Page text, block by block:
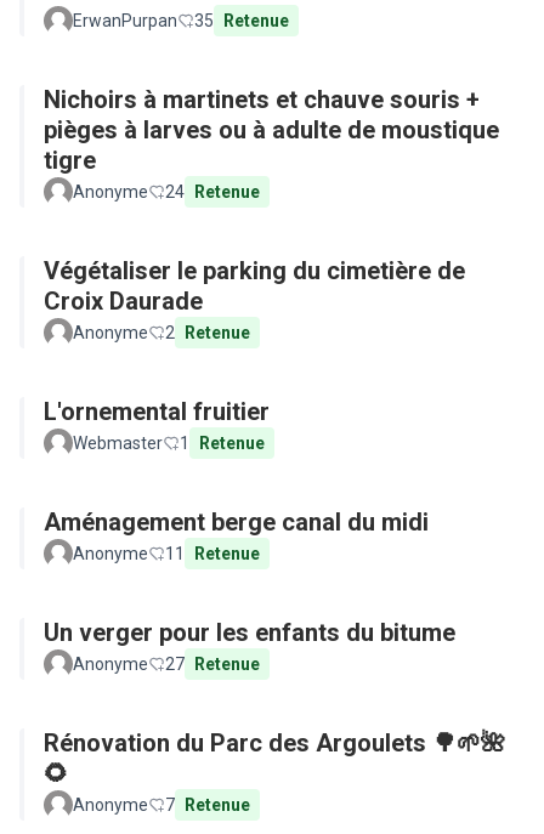
ErwanPurpan 35 Retenue
Nichoirs à martinets et chauve souris +
pièges à larves ou à adulte de moustique
tigre
Anonyme 24 Retenue
Végétaliser le parking du cimetière de
Croix Daurade
Anonyme 2 Retenue
L'ornemental fruitier
Webmaster 1 Retenue
Aménagement berge canal du midi
Anonyme 11 Retenue
Un verger pour les enfants du bitume
Anonyme 27 Retenue
Rénovation du Parc des Argoulets 🌳🌱🌺
🌻
Anonyme 7 Retenue